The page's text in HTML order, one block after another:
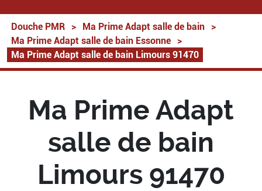
Douche PMR > Ma Prime Adapt salle de bain
>
Ma Prime Adapt salle de bain Essonne
>
Ma Prime Adapt salle de bain Limours 91470
Ma Prime Adapt
salle de bain
Limours 91470